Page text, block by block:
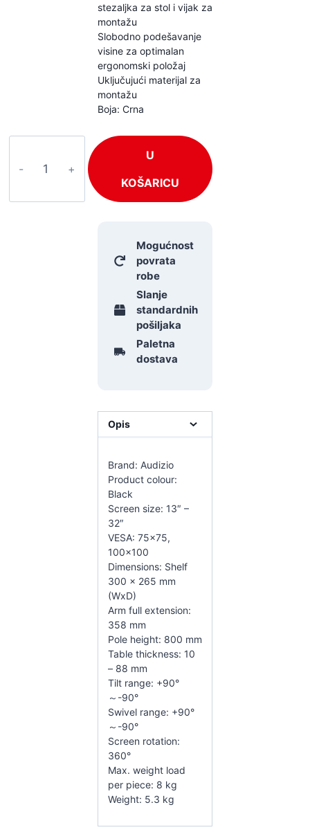
stezaljka za stol i vijak za
montažu
Slobodno podešavanje
visine za optimalan
ergonomski položaj
Uključujući materijal za
montažu
Boja: Crna
količina
U
KOŠARICU
Mogućnost
povrata
robe
Slanje
standardnih
pošiljaka
Paletna
dostava
Opis
Brand: Audizio
Product colour:
Black
Screen size: 13″ –
32″
VESA: 75×75,
100×100
Dimensions: Shelf
300 x 265 mm
(WxD)
Arm full extension:
358 mm
Pole height: 800 mm
Table thickness: 10
– 88 mm
Tilt range: +90°
～-90°
Swivel range: +90°
～-90°
Screen rotation:
360°
Max. weight load
per piece: 8 kg
Weight: 5.3 kg